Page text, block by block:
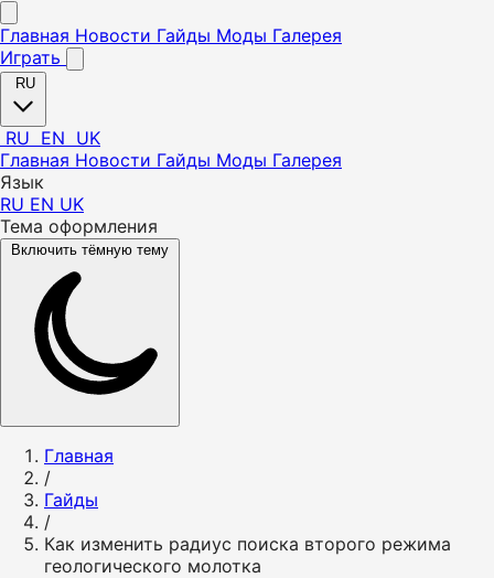
Главная Новости Гайды Моды Галерея
Играть
RU
RU EN UK
Главная Новости Гайды Моды Галерея
Язык
RU EN UK
Тема оформления
Включить тёмную тему
Главная
/
Гайды
/
Как изменить радиус поиска второго режима
геологического молотка